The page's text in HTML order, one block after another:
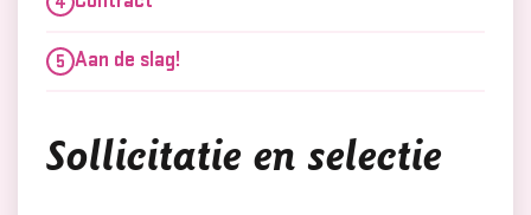
Aan de slag!
Sollicitatie en selectie